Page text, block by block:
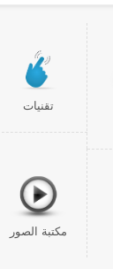
تقنيات
مكتبة الصور